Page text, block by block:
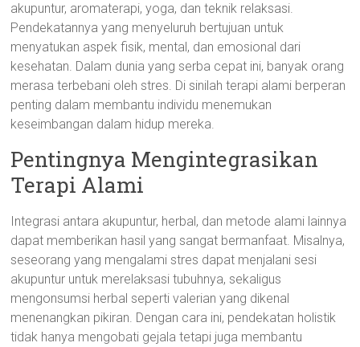
akupuntur, aromaterapi, yoga, dan teknik relaksasi.
Pendekatannya yang menyeluruh bertujuan untuk
menyatukan aspek fisik, mental, dan emosional dari
kesehatan. Dalam dunia yang serba cepat ini, banyak orang
merasa terbebani oleh stres. Di sinilah terapi alami berperan
penting dalam membantu individu menemukan
keseimbangan dalam hidup mereka.
Pentingnya Mengintegrasikan
Terapi Alami
Integrasi antara akupuntur, herbal, dan metode alami lainnya
dapat memberikan hasil yang sangat bermanfaat. Misalnya,
seseorang yang mengalami stres dapat menjalani sesi
akupuntur untuk merelaksasi tubuhnya, sekaligus
mengonsumsi herbal seperti valerian yang dikenal
menenangkan pikiran. Dengan cara ini, pendekatan holistik
tidak hanya mengobati gejala tetapi juga membantu